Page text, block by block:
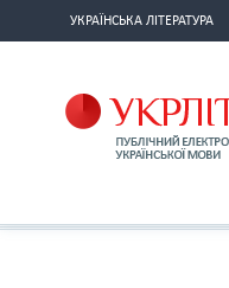
УКРАЇНСЬКА ЛІТЕРАТУРА